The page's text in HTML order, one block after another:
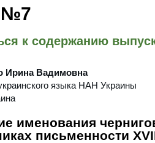
№7
к содержанию
Ирина Вадимовна
языка НАН Украины
именования
письменности